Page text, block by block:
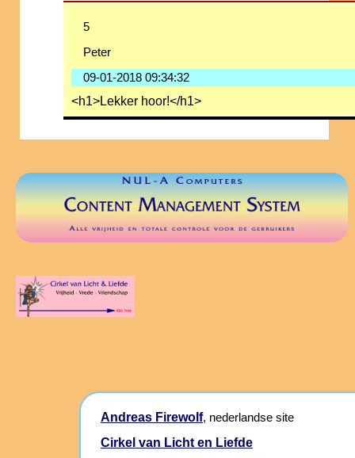
5
Peter
09-01-2018 09:34:32
<h1>Lekker hoor!</h1>
Andreas Firewolf, nederlandse site
Cirkel van Licht en Liefde